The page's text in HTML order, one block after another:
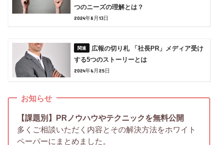
つのニーズの理解とは？
2024年8月13日
広報の切り札 「社長PR」メディア受け
する5つのストーリーとは
2024年6月25日
お知らせ
【課題別】PRノウハウやテクニックを無料公開
多くご相談いただく内容とその解決方法をホワイト
ペーパーにまとめました。